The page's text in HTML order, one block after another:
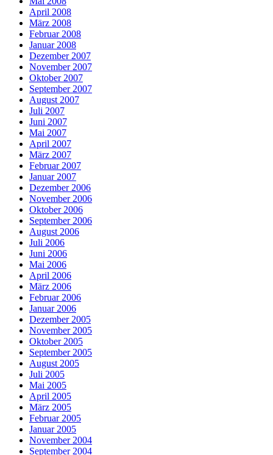
April 2008
März 2008
Februar 2008
Januar 2008
Dezember 2007
November 2007
Oktober 2007
September 2007
August 2007
Juli 2007
Juni 2007
Mai 2007
April 2007
März 2007
Februar 2007
Januar 2007
Dezember 2006
November 2006
Oktober 2006
September 2006
August 2006
Juli 2006
Juni 2006
Mai 2006
April 2006
März 2006
Februar 2006
Januar 2006
Dezember 2005
November 2005
Oktober 2005
September 2005
August 2005
Juli 2005
Mai 2005
April 2005
März 2005
Februar 2005
Januar 2005
November 2004
September 2004